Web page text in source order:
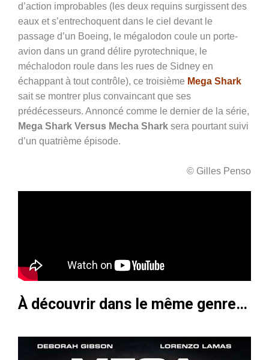
d’action improbables (les deux requins surgissent des
eaux et s’entrechoquent dans le ciel devant le
passage d’un Boeing, le mégalodon coule un porte-
avion dans un grand délire pyrotechnique, le
méchalodon roule dans les rues de Sidney en
échappant à tout contrôle), ce troisième Mega Shark
sait se montrer plus convaincant que ses
prédécesseurs. Annoncé comme le dernier de la série,
Mega Shark Versus Mecha Shark sera pourtant suivi
d’un quatrième épisode.
© Gilles Penso
À découvrir dans le même genre…